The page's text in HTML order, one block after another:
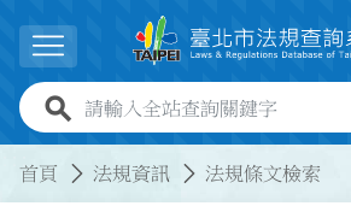
展開選單
全站查詢關鍵字欄位
首頁 法規資訊 法規條文檢索